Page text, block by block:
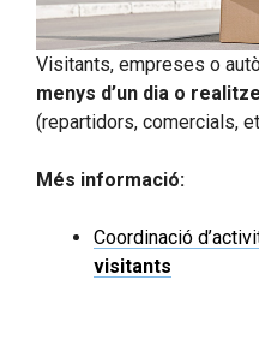
Visitants, empreses o
menys d’un dia o
(repartidors, comercials,
Més informació:
Coordinació
visitants